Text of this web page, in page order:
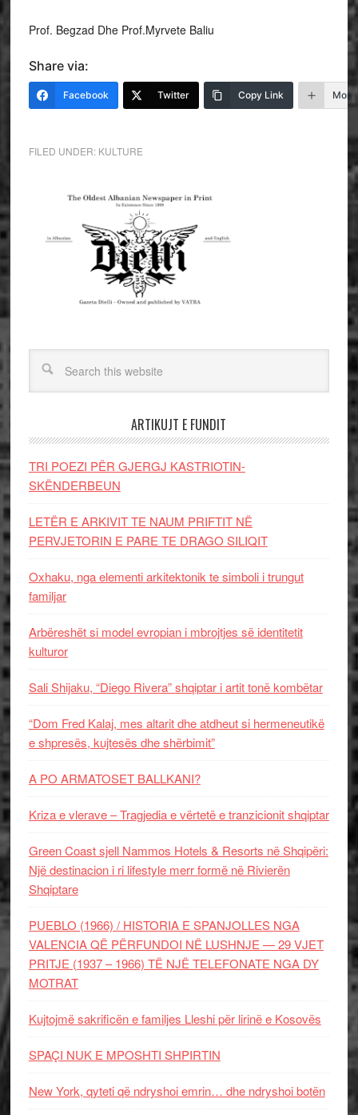
Prof. Begzad Dhe Prof.Myrvete Baliu
Share via:
Facebook Twitter Copy Link More
FILED UNDER: KULTURE
ARTIKUJT E FUNDIT
TRI POEZI PËR GJERGJ KASTRIOTIN-
SKËNDERBEUN
LETËR E ARKIVIT TE NAUM PRIFTIT NË
PERVJETORIN E PARE TE DRAGO SILIQIT
Oxhaku, nga elementi arkitektonik te simboli i trungut
familjar
Arbëreshët si model evropian i mbrojtjes së identitetit
kulturor
Sali Shijaku, “Diego Rivera” shqiptar i artit tonë kombëtar
“Dom Fred Kalaj, mes altarit dhe atdheut si hermeneutikë
e shpresës, kujtesës dhe shërbimit”
A PO ARMATOSET BALLKANI?
Kriza e vlerave – Tragjedia e vërtetë e tranzicionit shqiptar
Green Coast sjell Nammos Hotels & Resorts në Shqipëri:
Një destinacion i ri lifestyle merr formë në Rivierën
Shqiptare
PUEBLO (1966) / HISTORIA E SPANJOLLES NGA
VALENCIA QË PËRFUNDOI NË LUSHNJE — 29 VJET
PRITJE (1937 – 1966) TË NJË TELEFONATE NGA DY
MOTRAT
Kujtojmë sakrificën e familjes Lleshi për lirinë e Kosovës
SPAÇI NUK E MPOSHTI SHPIRTIN
New York, qyteti që ndryshoi emrin… dhe ndryshoi botën